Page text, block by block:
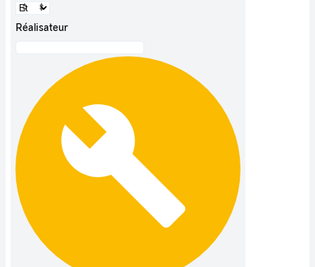
Réalisateur